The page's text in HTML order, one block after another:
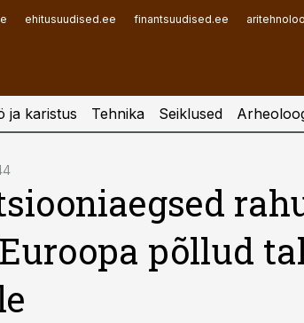
ehitusuudised.ee finantsuudised.ee
ja karistus Tehnika Seiklused
põllud